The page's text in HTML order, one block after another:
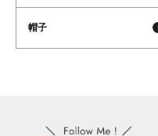
帽子